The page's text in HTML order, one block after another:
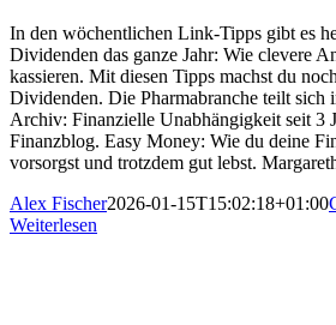
In den wöchentlichen Link-Tipps gibt es
Dividenden das ganze Jahr: Wie clevere
kassieren. Mit diesen Tipps machst du
Dividenden. Die Pharmabranche teilt sich
Archiv: Finanzielle Unabhängigkeit seit 3
Finanzblog. Easy Money: Wie du deine
vorsorgst und trotzdem gut lebst.
Alex Fischer2026-01-15T15:02:18+01:00
Weiterlesen